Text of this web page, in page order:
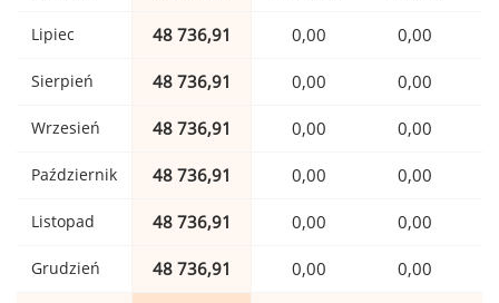
Lipiec 48 736,91 0,00 0,00
Sierpień 48 736,91 0,00 0,00
Wrzesień 48 736,91 0,00 0,00
Październik 48 736,91 0,00 0,00
Listopad 48 736,91 0,00 0,00
Grudzień 48 736,91 0,00 0,00